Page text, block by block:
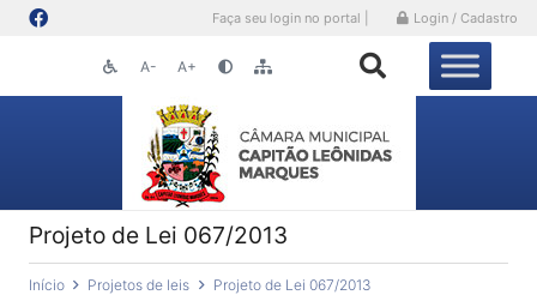
Faça seu login no portal | Login / Cadastro
A- A+
Projeto de Lei 067/2013
Início Projetos de leis Projeto de Lei 067/2013